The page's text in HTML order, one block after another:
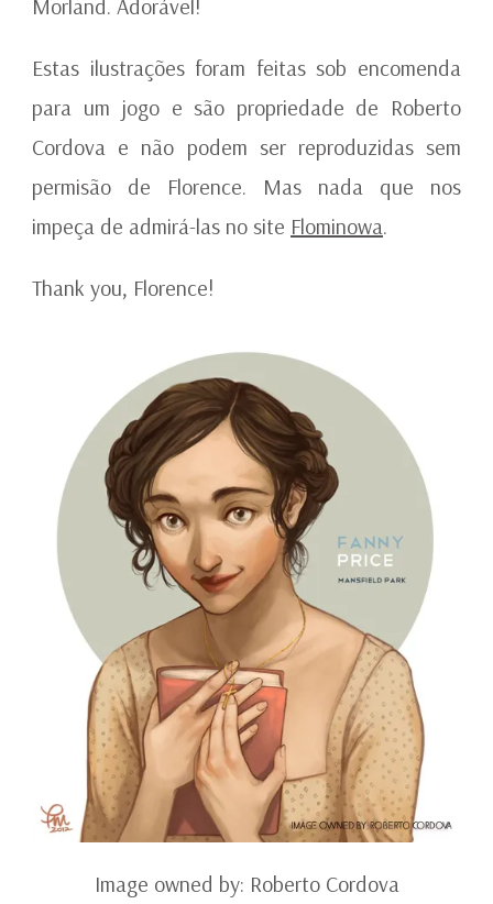
Morland. Adorável!
Estas ilustrações foram feitas sob encomenda
para um jogo e são propriedade de Roberto
Cordova e não podem ser reproduzidas sem
permisão de Florence. Mas nada que nos
impeça de admirá-las no site Flominowa.
Thank you, Florence!
Image owned by: Roberto Cordova